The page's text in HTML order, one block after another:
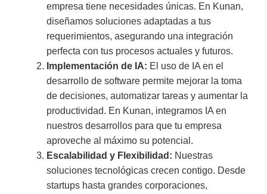
empresa tiene necesidades únicas. En Kunan,
diseñamos soluciones adaptadas a tus
requerimientos, asegurando una integración
perfecta con tus procesos actuales y futuros.
Implementación de IA: El uso de IA en el
desarrollo de software permite mejorar la toma
de decisiones, automatizar tareas y aumentar la
productividad. En Kunan, integramos IA en
nuestros desarrollos para que tu empresa
aproveche al máximo su potencial.
Escalabilidad y Flexibilidad: Nuestras
soluciones tecnológicas crecen contigo. Desde
startups hasta grandes corporaciones,